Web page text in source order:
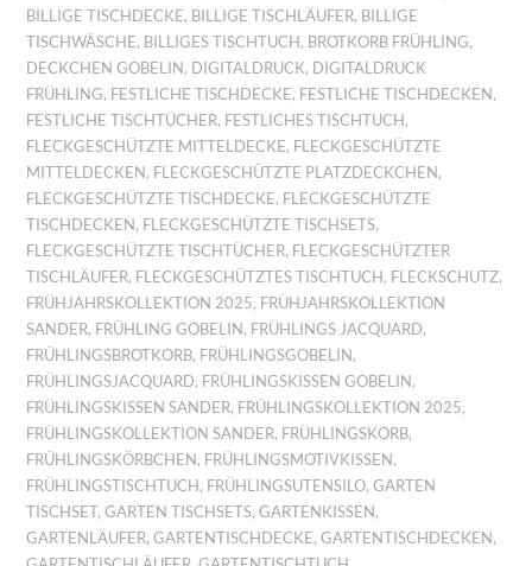
BILLIGE TISCHDECKE, BILLIGE TISCHLÄUFER, BILLIGE
TISCHWÄSCHE, BILLIGES TISCHTUCH , BROTKORB FRÜHLING,
DECKCHEN GOBELIN , DIGITALDRUCK, DIGITALDRUCK
FRÜHLING, FESTLICHE TISCHDECKE, FESTLICHE TISCHDECKEN ,
FESTLICHE TISCHTÜCHER, FESTLICHES TISCHTUCH ,
FLECKGESCHÜTZTE MITTELDECKE, FLECKGESCHÜTZTE
MITTELDECKEN , FLECKGESCHÜTZTE PLATZDECKCHEN ,
FLECKGESCHÜTZTE TISCHDECKE, FLECKGESCHÜTZTE
TISCHDECKEN , FLECKGESCHÜTZTE TISCHSETS,
FLECKGESCHÜTZTE TISCHTÜCHER, FLECKGESCHÜTZTER
TISCHLÄUFER, FLECKGESCHÜTZTES TISCHTUCH , FLECKSCHUTZ,
FRÜHJAHRSKOLLEKTION 2025, FRÜHJAHRSKOLLEKTION
SANDER, FRÜHLING GOBELIN , FRÜHLINGS JACQUARD,
FRÜHLINGSBROTKORB, FRÜHLINGSGOBELIN ,
FRÜHLINGSJACQUARD, FRÜHLINGSKISSEN GOBELIN ,
FRÜHLINGSKISSEN SANDER, FRÜHLINGSKOLLEKTION 2025,
FRÜHLINGSKOLLEKTION SANDER, FRÜHLINGSKORB,
FRÜHLINGSKÖRBCHEN , FRÜHLINGSMOTIVKISSEN ,
FRÜHLINGSTISCHTUCH , FRÜHLINGSUTENSILO,GARTEN
TISCHSET,GARTEN TISCHSETS,GARTENKISSEN ,
GARTENLÄUFER,GARTENTISCHDECKE,GARTENTISCHDECKEN ,